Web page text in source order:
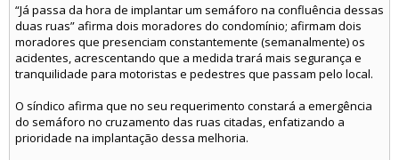
“Já passa da hora de implantar um semáforo na confluência dessas
duas ruas” afirma dois moradores do condomínio; afirmam dois
moradores que presenciam constantemente (semanalmente) os
acidentes, acrescentando que a medida trará mais segurança e
tranquilidade para motoristas e pedestres que passam pelo local.
O síndico afirma que no seu requerimento constará a emergência
do semáforo no cruzamento das ruas citadas, enfatizando a
prioridade na implantação dessa melhoria.